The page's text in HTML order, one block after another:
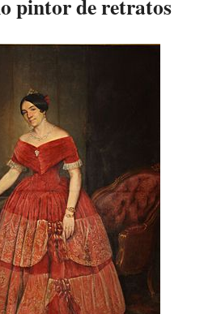
pintor de retratos